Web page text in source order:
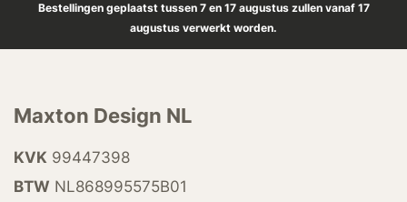
Bestellingen geplaatst tussen 7 en 17 augustus zullen vanaf 17
augustus verwerkt worden.
Maxton Design NL
KVK 99447398
BTW NL868995575B01